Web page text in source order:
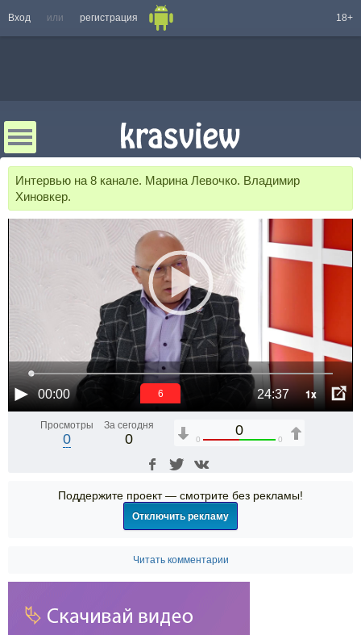
Вход или регистрация 18+
Интервью на 8 канале. Марина Левочко. Владимир
Хиновкер.
00:00 24:37 1x
5
Просмотры
0
За сегодня
0
0
0 0
Поддержите проект — смотрите без рекламы!
Отключить рекламу
Читать комментарии